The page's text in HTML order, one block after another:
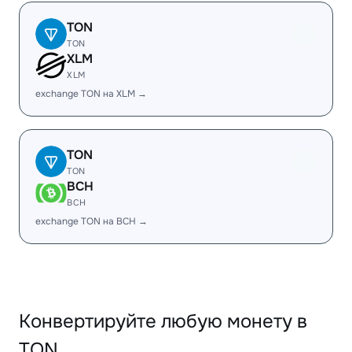
TON
TON
XLM
XLM
exchange TON на XLM →
TON
TON
BCH
BCH
exchange TON на BCH →
Конвертируйте любую монету в